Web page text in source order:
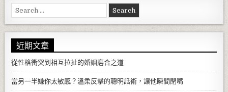
Search for:
近期文章
從性格衝突到相互拉扯的婚姻磨合之道
當另一半嫌你太敏感？溫柔反擊的聰明話術，讓他瞬間閉嘴